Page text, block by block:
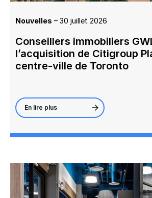
Conseillers immobiliers
l’acquisition de Citigroup
centre-ville de Toronto
Nouvelles – 30 juillet 2026
En lire plus